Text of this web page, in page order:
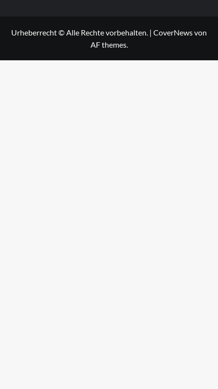
Urheberrecht © Alle Rechte vorbehalten. | CoverNewsvon
AF themes.